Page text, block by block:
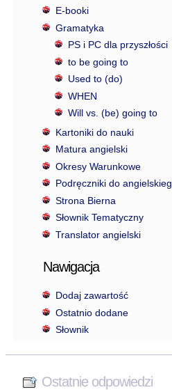
E-booki
Gramatyka
PS i PC dla przyszłości
to be going to
Used to (do)
WHEN
Will vs. (be) going to
Kartoniki do nauki
Matura angielski
Okresy Warunkowe
Podręczniki do
Strona Bierna
Słownik Tematyczny
Translator angielski
Nawigacja
Dodaj zawartość
Ostatnio dodane
Słownik
Ostatnie odpowiedzi